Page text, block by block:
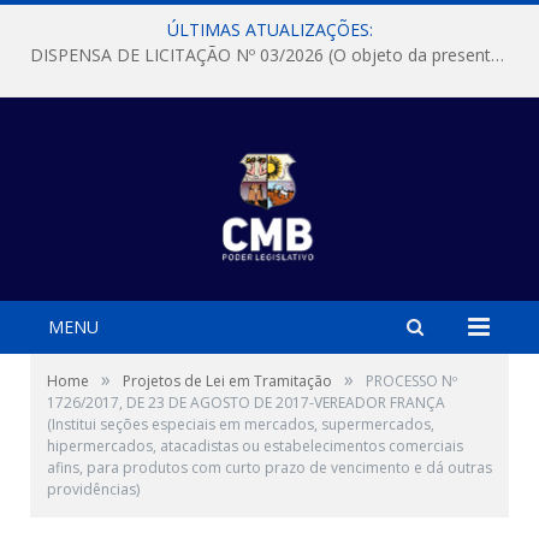
ÚLTIMAS ATUALIZAÇÕES:
DISPENSA DE LICITAÇÃO Nº 03/2026 (O objeto da presente dispensa é a escolha da proposta mais vantajosa para a aquisição, de aparelhos de ar condicionado, tipo Split, com material de instalação e fogão industrial, conforme condições, quantidades e exigências estabelecidas no termo de referencia e neste aviso de contratação direta e seus anexos)
MENU
Home » Projetos de Lei em Tramitação »
PROCESSO Nº
1726/2017, DE 23 DE AGOSTO DE 2017-VEREADOR FRANÇA
(Institui seções especiais em mercados, supermercados,
hipermercados, atacadistas ou estabelecimentos comerciais
afins, para produtos com curto prazo de vencimento e dá outras
providências)